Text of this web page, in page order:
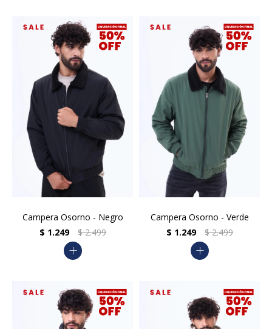
Campera Osorno - Negro
$ 1.249 $ 2.499
add
Campera Osorno - Verde
$ 1.249 $ 2.499
add